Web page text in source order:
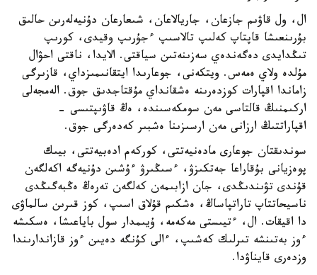
ال، ول قاۋىم جازعان، جاريالاعان، شىعارعان دۇنيەلەرىن حالىق
بۇرىنعىشا قاپتاپ كەلىپ تالاسىپ ءجۇرىپ وقيدى، كورىپ
تىڭدايدى دەگەندەي سەزىنەتىن سياقتى. الايدا، ناقتى احۋال
مۇلدە ولاي ەمەس. ويتكەنى، جوعارىدا ايتقانىمىزداي، قازىرگى
زاماندا اقپارات كوزدەرىنە ەشقانداي مۇقتاجدىق جوق. الەمجەلى
اركىمنىڭ قالتاسى مەن سومكەسىندە، ەڭ قاۋىپتىسى -
اقپاراتتىڭ ارزانى مەن ارسىزىنا ەشبىر كەدەرگى جوق.
سوندىقتان جوعارى مادەنيەتتى، كوركەم ادەبيەتتى، بيىك
پوەزيانى بۇقاراعا جەتكىزۋ، ءسىڭىرۋ ءۇشىن دۇنيەگە اكەلگەن
قۇندى تۋىندىڭدى، جان ازابىمەن كەلگەن تەرەڭ ەڭبەگىڭدى
ناسيحاتتاپ تاراتپاساڭ، ەشكىم قۇلاق اسىپ، كوز قىرىن سالماۋى
دا اقيقات. ال، ءتيىستى مەكەمە، ۇيىمدار سول باياعىشا، ەسكىشە
ءوز بەتىنشە تىرلىك كەشىپ، ءالى كۇنگە دەيىن ءوز قازاندارىندا
وزدەرى قايناۋدا.